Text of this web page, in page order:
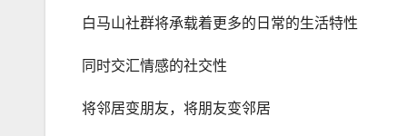
白马山社群将承载着更多的日常的生活特性
同时交汇情感的社交性
将邻居变朋友，将朋友变邻居